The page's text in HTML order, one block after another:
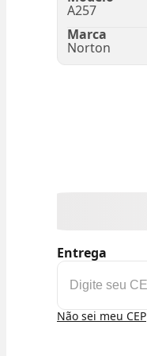
A257
Marca
Norton
Entrega
Não sei meu CEP